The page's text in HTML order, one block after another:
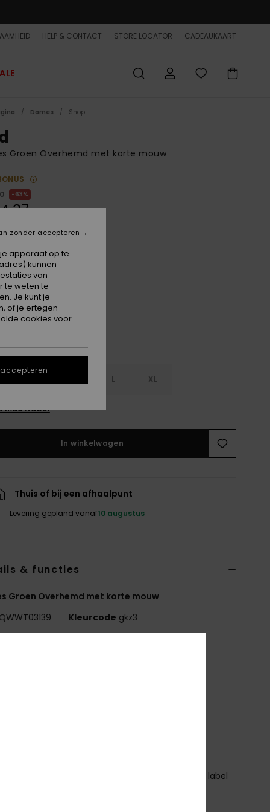
HELP & CONTACT STORE LOCATOR CADEAUKAART
Dames Shop
Groen Overhemd met korte mouw
63%
Spruce Stripe
L XL
maattabel
In winkelwagen
Thuis of bij een afhaalpunt
Levering gepland vanaf10 augustus
& functies
Groen Overhemd met korte mouw
Kleurcode gkz3
Geweven label op de borst en geweven label
apparaat op te
kunnen
van
te weten te
Je kunt je
of je ertegen
cookies voor
zonder accepteren